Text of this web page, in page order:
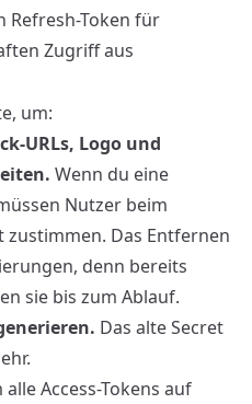
Refresh-Token für
Zugriff aus
um:
URLs, Logo und
Wenn du eine
Nutzer beim
Das Entfernen
denn bereits
sie bis zum Ablauf.
Das alte Secret
alle Access-Tokens auf